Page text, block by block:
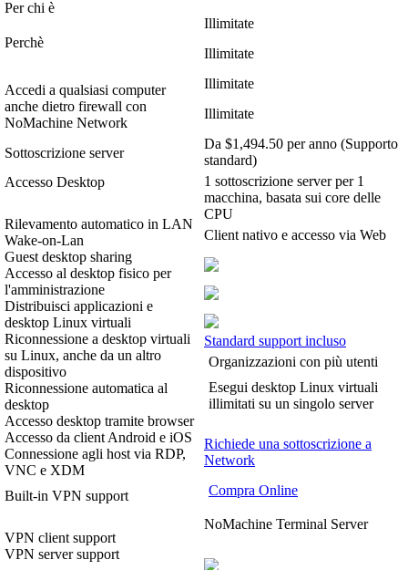
Per chi è
Perchè
Accedi a qualsiasi computer
anche dietro firewall con
NoMachine Network
Sottoscrizione server
Accesso Desktop
Rilevamento automatico in LAN
Wake-on-Lan
Guest desktop sharing
Accesso al desktop fisico per
l'amministrazione
Distribuisci applicazioni e
desktop Linux virtuali
Riconnessione a desktop virtuali
su Linux, anche da un altro
dispositivo
Riconnessione automatica al
desktop
Accesso desktop tramite browser
Accesso da client Android e iOS
Connessione agli host via RDP,
VNC e XDM
Built-in VPN support
VPN client support
VPN server support
Illimitate
Illimitate
Illimitate
Illimitate
Da $1,494.50 per anno (Supporto
standard)
1 sottoscrizione server per 1
macchina, basata sui core delle
CPU
Client nativo e accesso via Web
Standard support incluso
Organizzazioni con più utenti
Esegui desktop Linux virtuali
illimitati su un singolo server
Richiede una sottoscrizione a
Network
Compra Online
NoMachine Terminal Server